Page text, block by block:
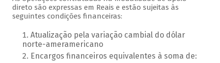
direto são expressas em Reais e estão sujeitas às
seguintes condições financeiras:
Atualização pela variação cambial do dólar
norte-ameramericano
Encargos financeiros equivalentes à soma de: